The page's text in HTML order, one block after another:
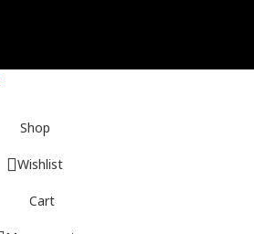
Shop
Wishlist
Cart